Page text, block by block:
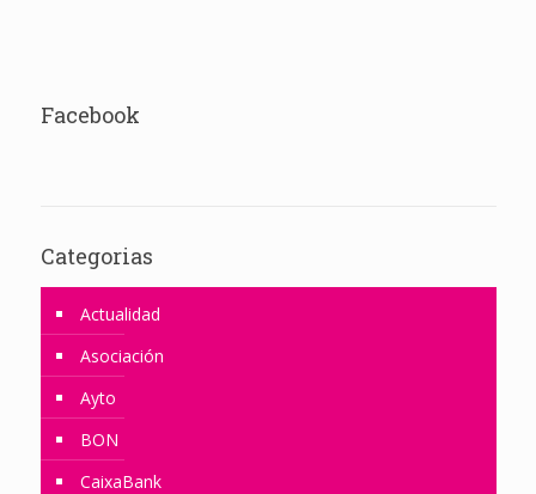
Facebook
Categorias
Actualidad
Asociación
Ayto
BON
CaixaBank